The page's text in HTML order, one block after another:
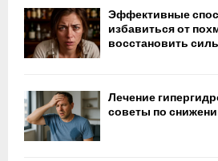
Эффективные
избавиться от
восстановить
Лечение
советы по